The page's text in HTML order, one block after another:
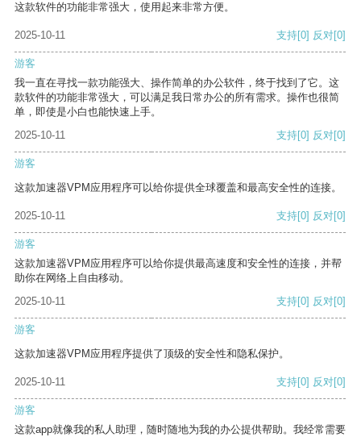
这款软件的功能非常强大，使用起来非常方便。
2025-10-11 支持[0] 反对[0]
游客
我一直在寻找一款功能强大、操作简单的办公软件，终于找到了它。这
款软件的功能非常强大，可以满足我日常办公的所有需求。操作也很简
单，即使是小白也能快速上手。
2025-10-11
支持[0] 反对[0]
游客
这款加速器VPM应用程序可以给你提供全球覆盖和最高安全性的连接。
2025-10-11 支持[0] 反对[0]
游客
这款加速器VPM应用程序可以给你提供最高速度和安全性的连接，并帮
助你在网络上自由移动。
2025-10-11
支持[0] 反对[0]
游客
这款加速器VPM应用程序提供了顶级的安全性和隐私保护。
2025-10-11 支持[0] 反对[0]
游客
这款app就像我的私人助理，随时随地为我的办公提供帮助。我经常需要